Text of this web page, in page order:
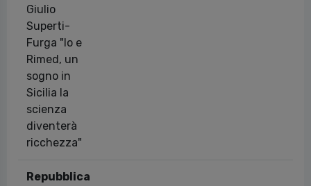
Giulio
Superti-
Furga "Io e
Rimed, un
sogno in
Sicilia la
scienza
diventerà
ricchezza"
Repubblica